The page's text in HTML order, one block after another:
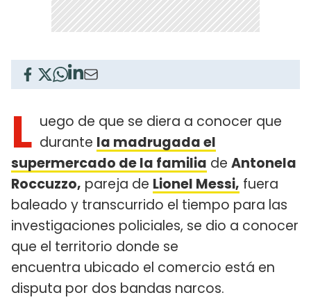
L uego de que se diera a conocer que
durante la madrugada el
supermercado de la familia de Antonela
Roccuzzo, pareja de Lionel Messi, fuera
baleado y transcurrido el tiempo para las
investigaciones policiales, se dio a conocer
que el territorio donde se
encuentra ubicado el comercio está en
disputa por dos bandas narcos.